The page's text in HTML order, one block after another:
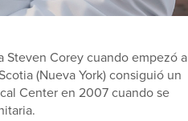
Steven Corey cuando empezó a
(Nueva York) consiguió un
Center en 2007 cuando se